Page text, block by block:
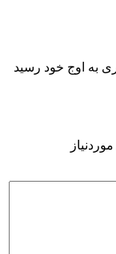
به اوج خود رسید